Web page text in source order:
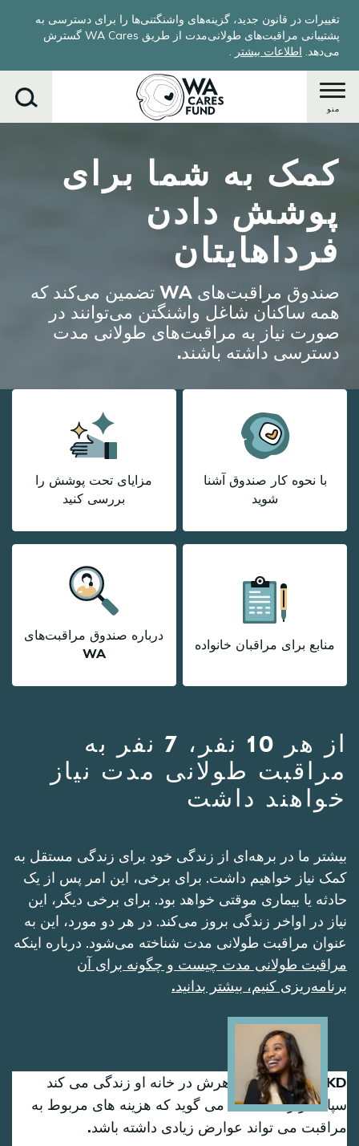
main
content
تغییرات در قانون جدید، گزینه‌های واشنگتنی‌ها را برای دسترسی به
پشتیبانی مراقبت‌های طولانی‌مدت از طریق WA Cares گسترش
می‌دهد. اطلاعات بیشتر .
منو
جستجو
کمک به شما برای
پوشش دادن
فرداهایتان
صندوق مراقبت‌های WA تضمین می‌کند که
همه ساکنان شاغل واشنگتن می‌توانند در
صورت نیاز به مراقبت‌های طولانی مدت
دسترسی داشته باشند.
با نحوه کار صندوق آشنا
شوید
مزایای تحت پوشش را
بررسی کنید
منابع برای مراقبان خانواده
درباره صندوق مراقبت‌های
WA
از هر 10 نفر، 7 نفر به
مراقبت طولانی مدت نیاز
خواهند داشت
بیشتر ما در برهه‌ای از زندگی خود برای زندگی مستقل به
کمک نیاز خواهیم داشت. برای برخی، این امر پس از یک
حادثه یا بیماری موقتی خواهد بود. برای برخی دیگر، این
نیاز در اواخر زندگی بروز می‌کند. در هر دو مورد، این به
عنوان مراقبت طولانی مدت شناخته می‌شود. درباره اینکه
مراقبت طولانی مدت چیست و چگونه برای آن
برنامه‌ریزی کنیم، بیشتر بدانید.
KD از اینکه مادرشوهرش در خانه او زندگی می کند
سپاسگزار است، اما می گوید که هزینه های مربوط به
مراقبت می تواند عوارض زیادی داشته باشد.
Image